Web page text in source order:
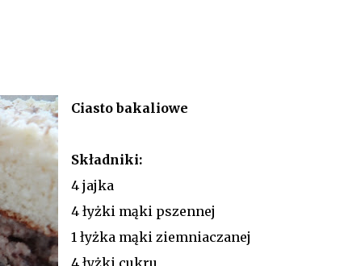
Ciasto bakaliowe
Składniki:
4 jajka
4 łyżki mąki pszennej
1 łyżka mąki ziemniaczanej
4 łyżki cukru